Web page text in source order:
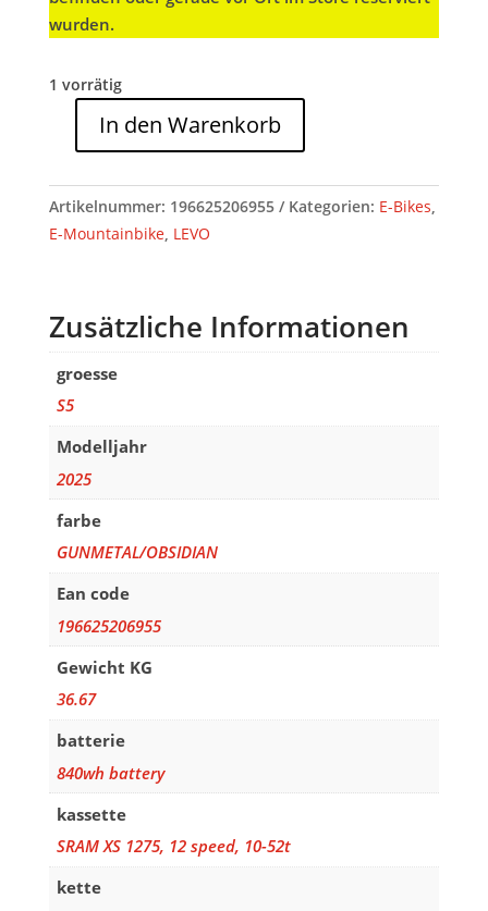
wurden.
1 vorrätig
Specialized
COMP
ALLOY
G4
S5
Menge
In den Warenkorb
Artikelnummer: 196625206955 Kategorien: E-Bikes,
E-Mountainbike, LEVO
Zusätzliche Informationen
groesse
S5
Modelljahr
2025
farbe
GUNMETAL/OBSIDIAN
Ean code
196625206955
Gewicht KG
36.67
batterie
840wh battery
kassette
SRAM XS 1275, 12 speed, 10-52t
kette